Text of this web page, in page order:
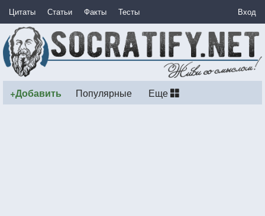
Цитаты Статьи Факты Тесты Вход
+Добавить Популярные Еще